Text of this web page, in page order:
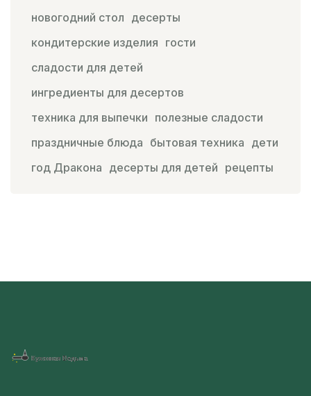
новогодний стол десерты
кондитерские изделия гости
сладости для детей
ингредиенты для десертов
техника для выпечки полезные сладости
праздничные блюда бытовая техника дети
год Дракона десерты для детей рецепты